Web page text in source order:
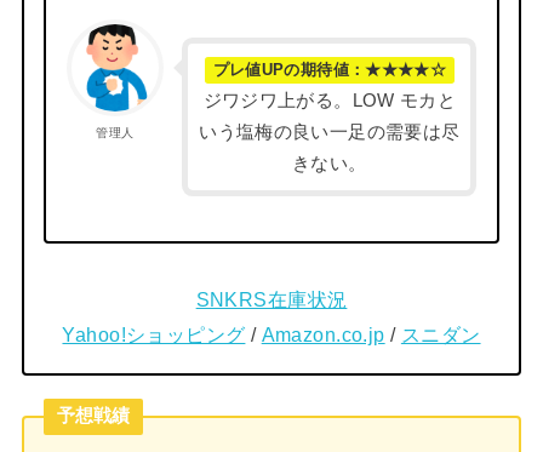
管理人
プレ値UPの期待値：★★★★☆
ジワジワ上がる。LOW モカと
いう塩梅の良い一足の需要は尽
きない。
SNKRS在庫状況
Yahoo!ショッピング / Amazon.co.jp / スニダン
予想戦績